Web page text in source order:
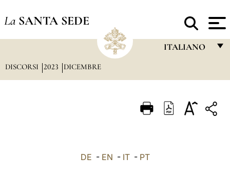
La SANTA SEDE
ITALIANO
ITALIANO
DISCORSI 2023 DICEMBRE
DE - EN - IT- PT